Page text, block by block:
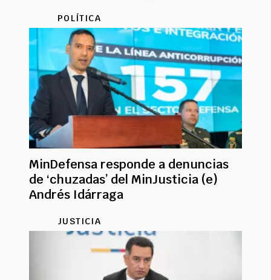
POLÍTICA
MinDefensa responde a denuncias
de ‘chuzadas’ del MinJusticia (e)
Andrés Idárraga
JUSTICIA